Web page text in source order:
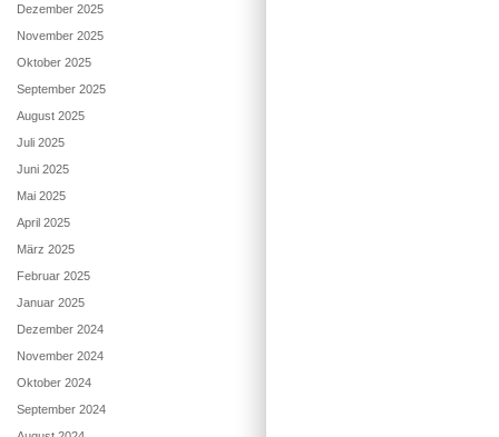
Dezember 2025
November 2025
Oktober 2025
September 2025
August 2025
Juli 2025
Juni 2025
Mai 2025
April 2025
März 2025
Februar 2025
Januar 2025
Dezember 2024
November 2024
Oktober 2024
September 2024